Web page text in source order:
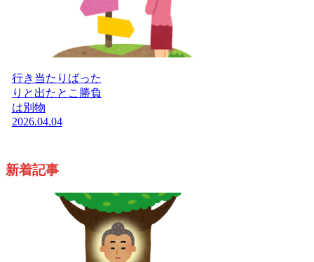
行き当たりばった
りと出たとこ勝負
は別物
2026.04.04
新着記事